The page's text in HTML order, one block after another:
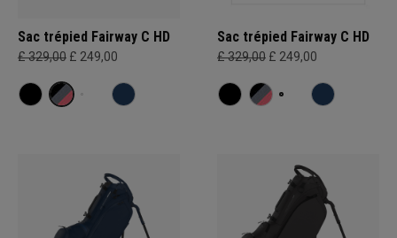
Sac trépied Fairway C HD
£ 329,00 £ 249,00
Sac trépied Fairway C HD
£ 329,00 £ 249,00